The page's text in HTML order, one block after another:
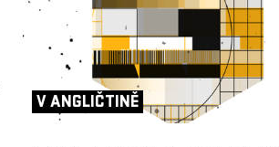
V ANGLIČTINĚ